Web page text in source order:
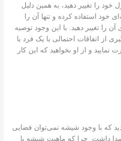
خود را تغییر دهید، به همین دلیل
خود استفاده کرده و تنها آن را
آن را تغییر دهید. با این وجود توصیه
از اتفاقات احتمالی با یک فرد با
و از او بخواهید که این کار
که با وجود شیشه نمی‌توان فضایی
داشت. چرا که ماهیت شیشه با